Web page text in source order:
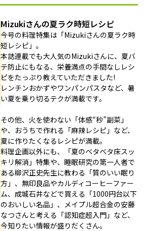
Mizukiさんの夏ラク時短レシピ
今号の料理特集は「Mizukiさんの夏ラク時
短レシピ」。
本誌連載でも大人気のMizukiさんに、夏バ
テ防止にもなる、栄養満点の手間なしレシ
ピをたっぷり教えていただきました!
レンチンおかずやワンパンパスタなど、暑
い夏を乗り切るテクが満載です。
その他、火を使わない「体感“秒”副菜」
や、おうちで作れる「麻辣レシピ」など、
夏に作りたくなるレシピが満載。
料理企画以外にも、「夏のベタベタ床スッ
キリ解消」特集や、睡眠研究の第一人者で
ある柳沢正史先生に教わる「質のいい眠り
方」、無印良品やカルディコーヒーファー
ム、成城石井などで買える「1000円台以下
のおいしい名品」、メイプル超合金の安藤
なつさんと考える「認知症超入門」など、
今知りたい情報が盛りだくさん。